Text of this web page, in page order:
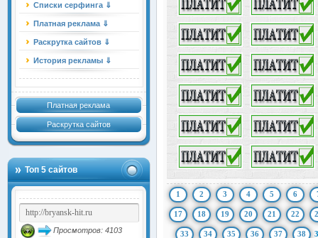
Списки серфинга ⇓
Платная реклама ⇓
Раскрутка сайтов ⇓
История рекламы ⇓
Платная реклама
Раскрутка сайтов
Топ 5 сайтов
Просмотров: 4103
1 2 3 4 5 6
17 18 19 20 21 22
33 34 35 36 37 38